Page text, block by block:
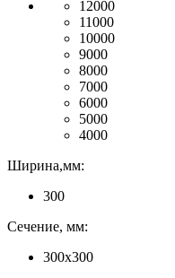
12000
11000
10000
9000
8000
7000
6000
5000
4000
Ширина,мм:
300
Сечение, мм:
300х300